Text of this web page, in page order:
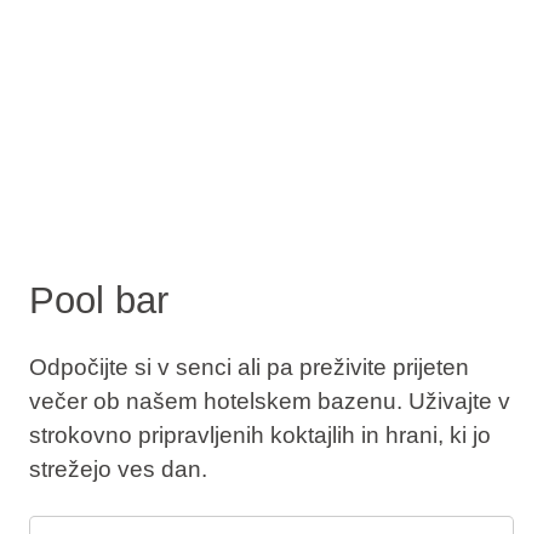
Pool bar
Odpočijte si v senci ali pa preživite prijeten
večer ob našem hotelskem bazenu. Uživajte v
strokovno pripravljenih koktajlih in hrani, ki jo
strežejo ves dan.